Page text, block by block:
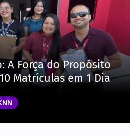
A Força do Propósito
Matrículas em 1 Dia